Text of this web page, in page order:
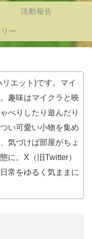
活動報告
ー
エット)です。マイ
趣味はマイクラと映
べりしたり遊んだり
い可愛い小物を集め
気づけば部屋がちょ
に。X（旧Twitter）
常をゆるく気ままに